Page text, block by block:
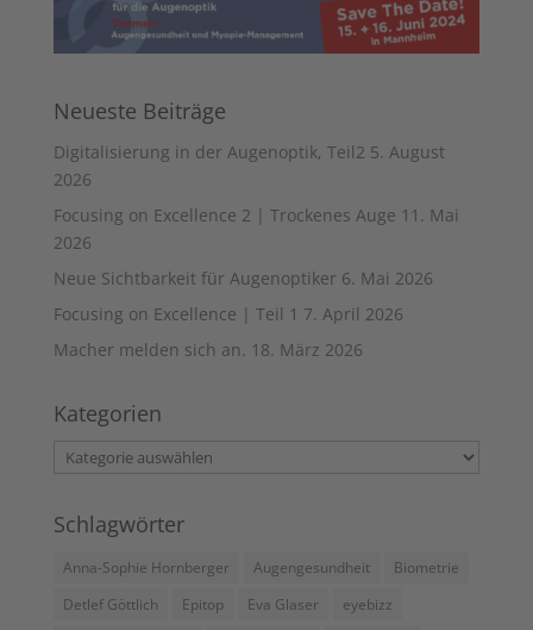
Neueste Beiträge
Digitalisierung in der Augenoptik, Teil2 5. August
2026
Focusing on Excellence 2 | Trockenes Auge 11. Mai
2026
Neue Sichtbarkeit für Augenoptiker 6. Mai 2026
Focusing on Excellence | Teil 1 7. April 2026
Macher melden sich an. 18. März 2026
Kategorien
Kategorien
Schlagwörter
Anna-Sophie Hornberger Augengesundheit
Biometrie
Detlef Göttlich
Epitop Eva Glaser
eyebizz